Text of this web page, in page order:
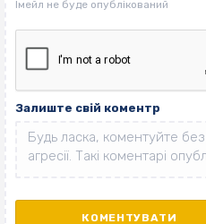
Залиште свій коментр